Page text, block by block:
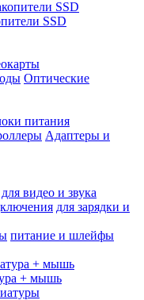
SSD
Оптические
питания
Адаптеры и
для видео и звука
для зарядки и
питание и шлейфы
+ мышь